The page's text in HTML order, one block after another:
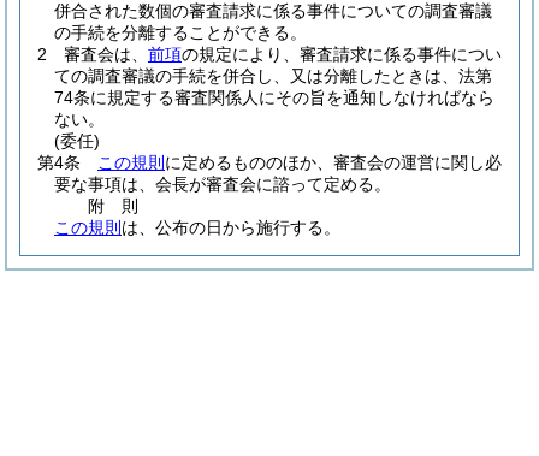
併合された数個の審査請求に係る事件についての調査審議
の手続を分離することができる。
2
審査会は、 前項の規定により、審査請求に係る事件につい
ての調査審議の手続を併合し、又は分離したときは、法第
74条に規定する審査関係人にその旨を通知しなければなら
ない。
(委任)
第4条
この規則 に定めるもののほか、審査会の運営に関し必
要な事項は、会長が審査会に諮って定める。
附 則
この規則 は、公布の日から施行する。